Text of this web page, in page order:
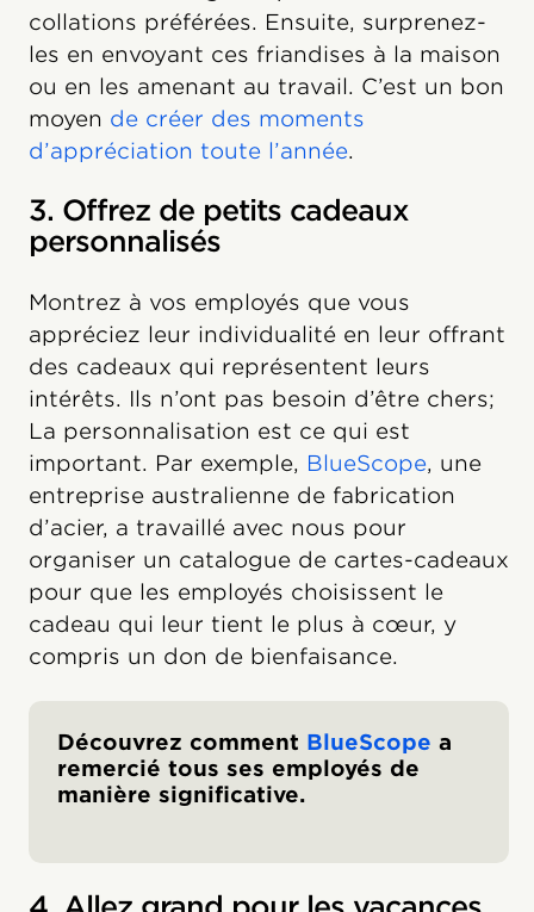
collations préférées. Ensuite, surprenez-
les en envoyant ces friandises à la maison
ou en les amenant au travail. C’est un bon
moyen de créer des moments
d’appréciation toute l’année.
3. Offrez de petits cadeaux
personnalisés
Montrez à vos employés que vous
appréciez leur individualité en leur offrant
des cadeaux qui représentent leurs
intérêts. Ils n’ont pas besoin d’être chers;
La personnalisation est ce qui est
important. Par exemple, BlueScope, une
entreprise australienne de fabrication
d’acier, a travaillé avec nous pour
organiser un catalogue de cartes-cadeaux
pour que les employés choisissent le
cadeau qui leur tient le plus à cœur, y
compris un don de bienfaisance.
Découvrez comment BlueScope a
remercié tous ses employés de
manière significative.